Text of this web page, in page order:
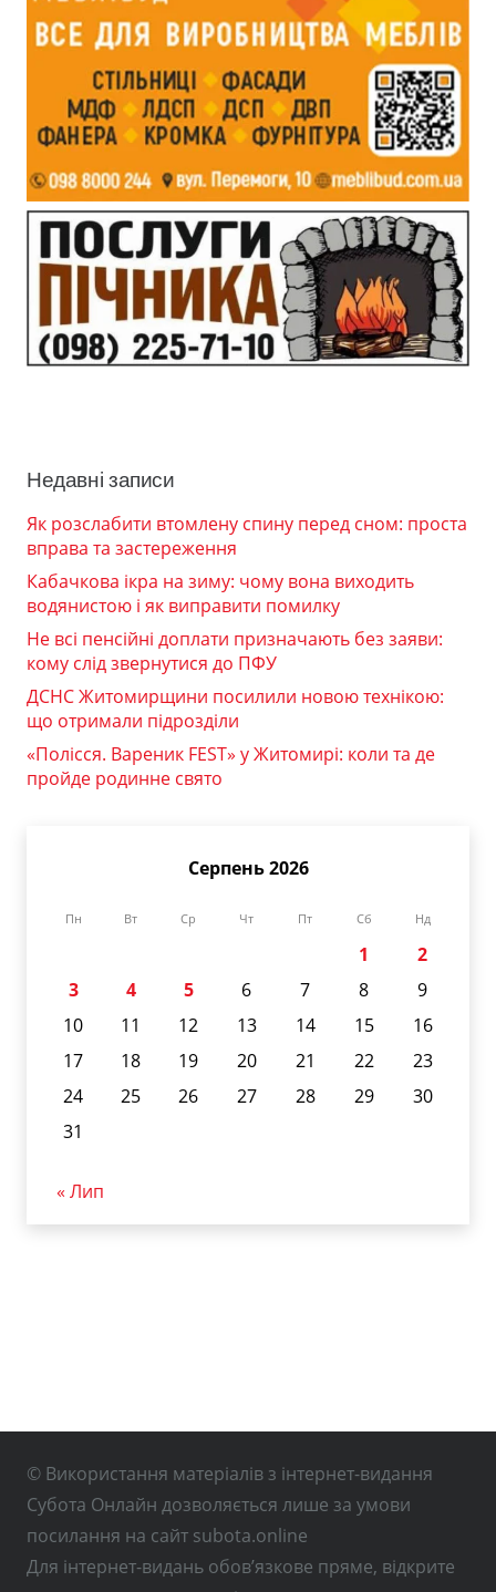
Недавні записи
Як розслабити втомлену спину перед сном: проста
вправа та застереження
Кабачкова ікра на зиму: чому вона виходить
водянистою і як виправити помилку
Не всі пенсійні доплати призначають без заяви:
кому слід звернутися до ПФУ
ДСНС Житомирщини посилили новою технікою:
що отримали підрозділи
«Полісся. Вареник FEST» у Житомирі: коли та де
пройде родинне свято
Серпень 2026
Пн Вт Ср Чт Пт Сб Нд
1
2
3
4 5 6 7 8
9
10
11 12 13 14 15
16
17
18 19 20 21 22
23
24
25 26 27 28 29
30
31
« Лип
© Використання матеріалів з інтернет-видання
Субота Онлайн дозволяється лише за умови
посилання на сайт subota.online
Для інтернет-видань обов’язкове пряме, відкрите